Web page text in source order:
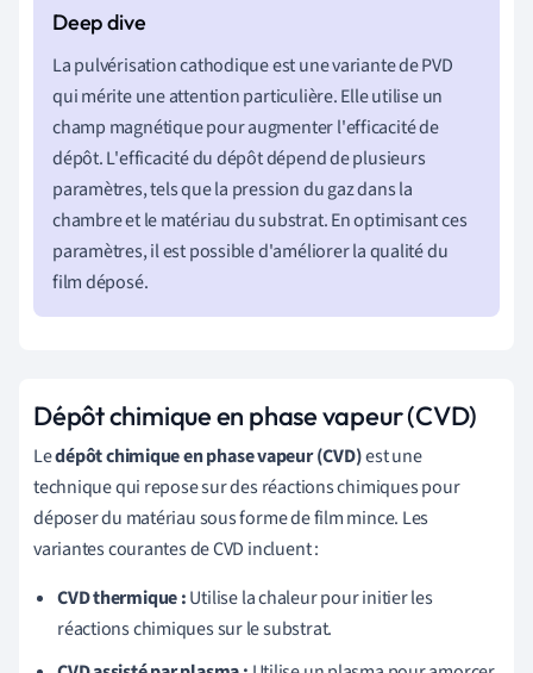
La pulvérisation cathodique est une variante de PVD
qui mérite une attention particulière. Elle utilise un
champ magnétique pour augmenter l'efficacité de
dépôt. L'efficacité du dépôt dépend de plusieurs
paramètres, tels que la pression du gaz dans la
chambre et le matériau du substrat. En optimisant ces
paramètres, il est possible d'améliorer la qualité du
film déposé.
Dépôt chimique en phase vapeur (CVD)
Ledépôt chimique en phase vapeur (CVD)est une
technique qui repose sur des réactions chimiques pour
déposer du matériau sous forme de film mince. Les
variantes courantes de CVD incluent :
CVD thermique :Utilise la chaleur pour initier les
réactions chimiques sur le substrat.